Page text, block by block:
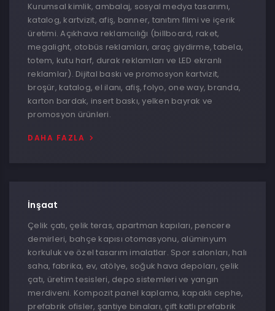
Kurumsal kimlik, ambalaj, sosyal medya tasarımı,
katalog, kartvizit, afiş, banner, tanıtım filmi ve içerik
üretimi. Açıkhava reklamcılığı (billboard, raket,
megalight, otobüs reklamları, araç giydirme, tabela,
totem, kutu harf, durak reklamları ve LED ekranlı
reklamlar). Dijital baskı ve promosyon kartvizit,
broşür, katalog, el ilanı, afiş, folyo, one way, branda,
karton bardak, insert baskı, yelken bayrak ve
promosyon ürünleri.
DAHA FAZLA
İnşaat
Çelik çatı, çelik teras, apartman kapıları, pencere
demirleri, bahçe kapısı otomasyonu, alüminyum
korkuluk ve özel tasarım imalatlar. Spor salonları, halı
saha, fabrika, ev, atölye, soğuk hava depoları, çelik
çatı, üretim tesisleri, depo sistemleri ve yangın
merdiveni. Kompozit panel kaplama, kapaklı cephe,
prefabrik ofisler, şantiye binaları, çift katlı prefabrik